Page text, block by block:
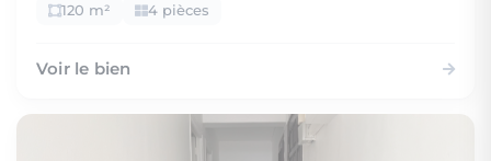
120 m² 4 pièces
Voir le bien